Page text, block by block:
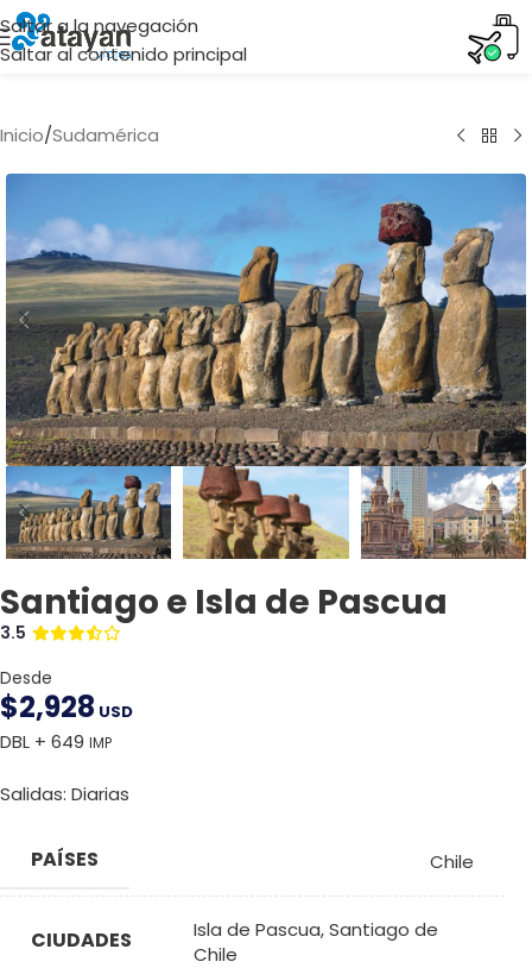
Saltar a la navegación
Saltar al contenido principal
Inicio/Sudamérica
Santiago e Isla de Pascua
3.5
Desde
$2,928 USD
DBL + 649 IMP
Salidas: Diarias
PAÍSES Chile
CIUDADES Isla de Pascua,Santiago de
Chile